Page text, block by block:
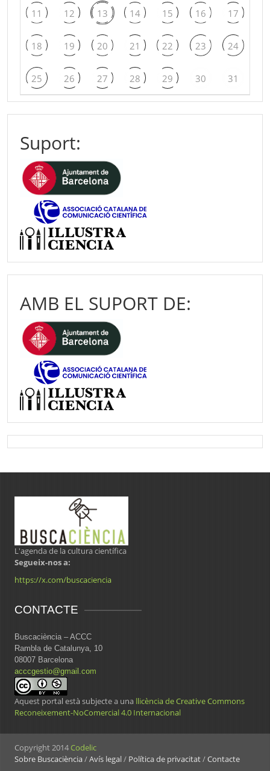
11 12 13 14 15 16 17
18 19 20 21 22 23 24
25 26 27 28 29 30 31
Suport:
AMB EL SUPORT DE:
L'agenda de la cultura científica
Segueix-nos a:
https://x.com/buscaciencia
CONTACTE
Buscaciència – ACCC
Rambla de Catalunya, 10
08007 Barcelona
acccgestio@gmail.com
Aquest portal està subjecte a una llicència de Creative Commons
Reconeixement-NoComercial 4.0 Internacional
Copyright 2014Codelic
Sobre Buscaciència/Avís legal/ Política de privacitat/Contacte